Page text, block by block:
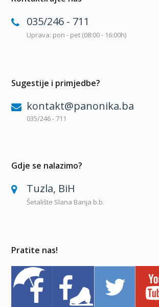
035/246 - 711
Uprava: pon - pet (08:00 - 16:00h)
Sugestije i primjedbe?
kontakt@panonika.ba
035/246 - 711
Gdje se nalazimo?
Tuzla, BiH
Šetalište Slana Banja b.b.
Pratite nas!